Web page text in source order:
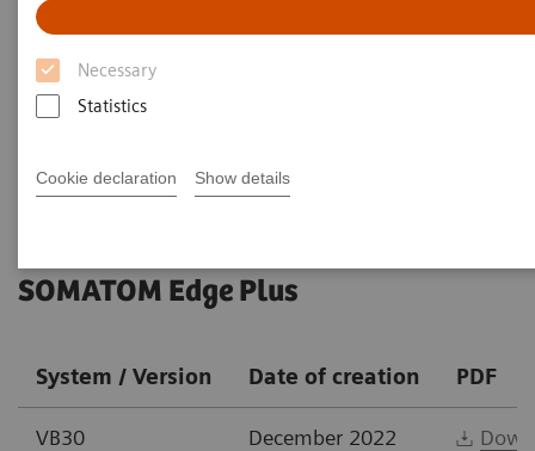
Necessary
Statistics
Cookie declaration Show details
SOMATOM Edge Plus
System / Version Date of creation PDF
VB30 December 2022